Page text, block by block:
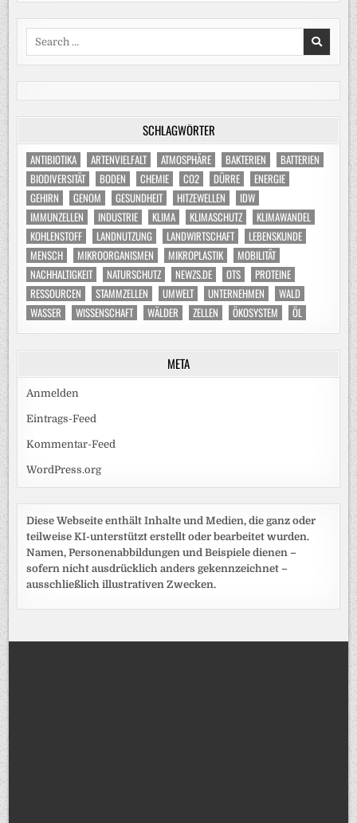
SCHLAGWÖRTER
ANTIBIOTIKA ARTENVIELFALT ATMOSPHÄRE BAKTERIEN
BATTERIEN
BIODIVERSITÄT
BODEN CHEMIE CO2 DÜRRE
ENERGIE
GEHIRN
GENOM GESUNDHEIT HITZEWELLEN
IDW
IMMUNZELLEN
INDUSTRIE KLIMA KLIMASCHUTZ
KLIMAWANDEL
KOHLENSTOFF
LANDNUTZUNG LANDWIRTSCHAFT
LEBENSKUNDE
MENSCH
MIKROORGANISMEN MIKROPLASTIK
MOBILITÄT
NACHHALTIGKEIT
NATURSCHUTZ NEWZS.DE OTS
PROTEINE
RESSOURCEN
STAMMZELLEN UMWELT UNTERNEHMEN
WALD
WASSER
WISSENSCHAFT WÄLDER ZELLEN ÖKOSYSTEM ÖL
META
Anmelden
Eintrags-Feed
Kommentar-Feed
WordPress.org
Diese Webseite enthält Inhalte und Medien, die ganz oder
teilweise KI-unterstützt erstellt oder bearbeitet wurden.
Namen, Personenabbildungen und Beispiele dienen –
sofern nicht ausdrücklich anders gekennzeichnet –
ausschließlich illustrativen Zwecken.